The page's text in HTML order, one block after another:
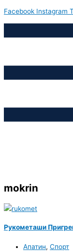
Facebook Instagram
mokrin
Рукометаши
Апатин, Спорт